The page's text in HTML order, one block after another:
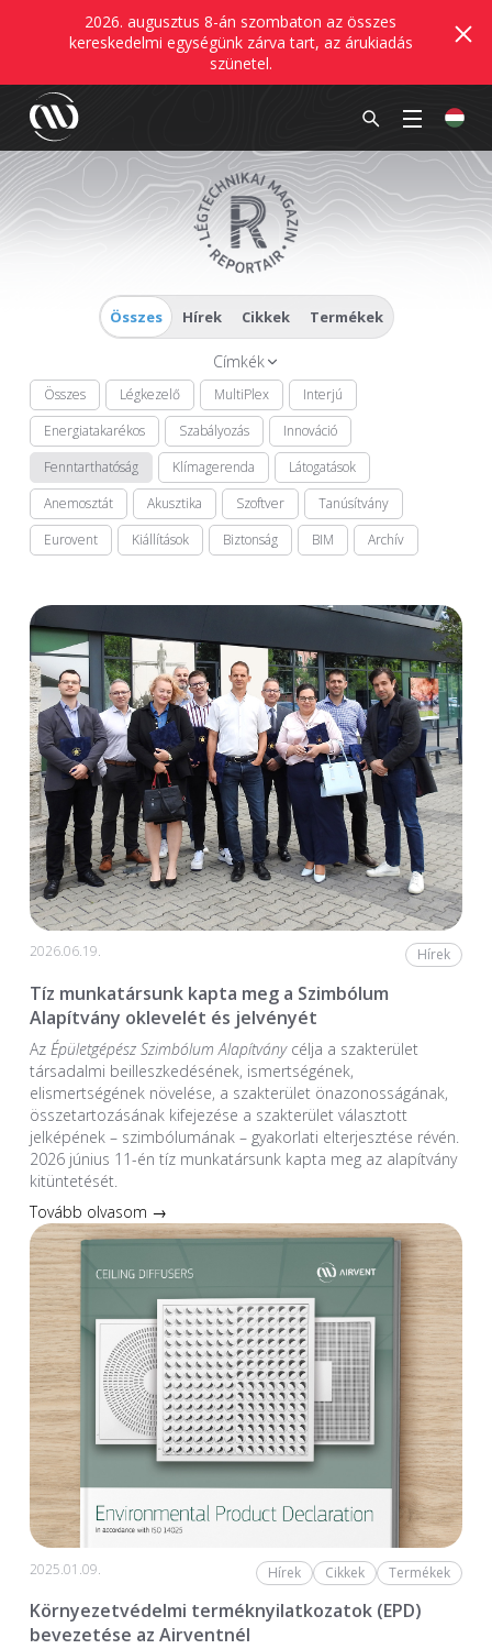
2026. augusztus 8-án szombaton az összes
kereskedelmi egységünk zárva tart, az árukiadás
szünetel.
Összes Hírek Cikkek Termékek
Címkék
Összes Légkezelő MultiPlex
Interjú
Energiatakarékos
Szabályozás
Innováció
Fenntarthatóság
Klímagerenda
Látogatások
Anemosztát
Akusztika Szoftver
Tanúsítvány
Eurovent
Kiállítások Biztonság BIM Archív
2026.06.19. Hírek
Tíz munkatársunk kapta meg a Szimbólum
Alapítvány oklevelét és jelvényét
Az Épületgépész Szimbólum Alapítványcélja a szakterület
társadalmi beilleszkedésének, ismertségének,
elismertségének növelése, a szakterület önazonosságának,
összetartozásának kifejezése a szakterület választott
jelképének – szimbólumának – gyakorlati elterjesztése révén.
2026 június 11-én tíz munkatársunk kapta meg az alapítvány
kitüntetését.
Tovább olvasom →
2025.01.09. Hírek Cikkek Termékek
Környezetvédelmi terméknyilatkozatok (EPD)
bevezetése az Airventnél